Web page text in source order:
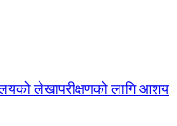
लेखापरीक्षणको लागि आशय